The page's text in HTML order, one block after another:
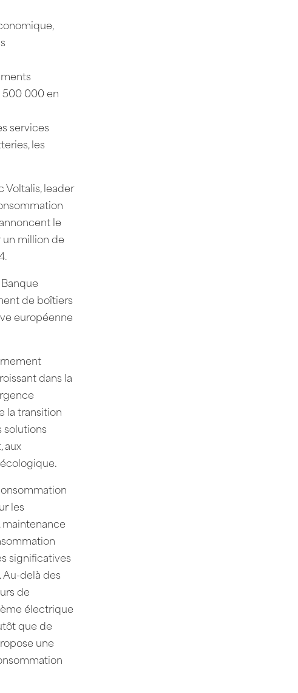
500 000 en
services
les
Voltalis, leader
le
million de
de boîtiers
européenne
dans la
la transition
solutions
aux
les
maintenance
significatives
Au-delà des
de
électrique
que de
une